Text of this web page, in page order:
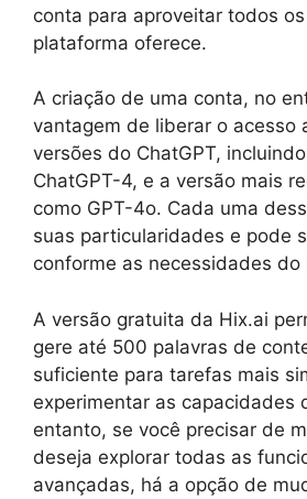
conta para aproveitar todos
plataforma oferece.
A criação de uma conta, no
vantagem de liberar o acesso
versões do ChatGPT,
ChatGPT-4, e a versão mais
como GPT-4o. Cada uma
suas particularidades e pode
conforme as necessidades do
A versão gratuita da Hix.ai
gere até 500 palavras de
suficiente para tarefas mais
experimentar as capacidades
entanto, se você precisar de
deseja explorar todas as
avançadas, há a opção de